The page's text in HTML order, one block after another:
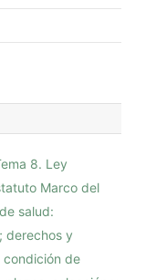
8. Ley
Marco del
salud:
derechos y
de